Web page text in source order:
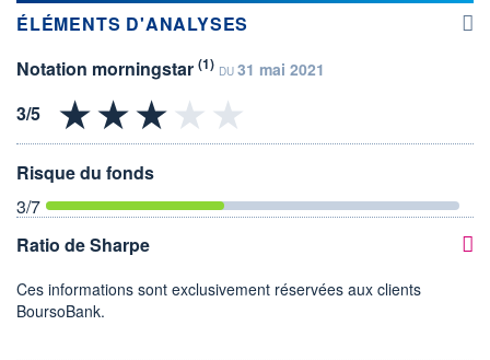
ÉLÉMENTS D'ANALYSES
Notation morningstar (1) DU 31 mai 2021
Risque du fonds
3/7
Ratio de Sharpe
Ces informations sont exclusivement réservées aux clients
BoursoBank.